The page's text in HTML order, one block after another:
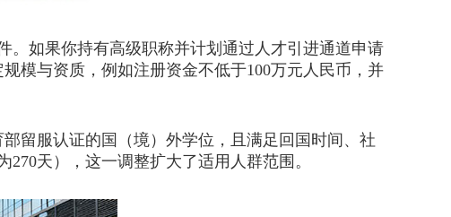
如果你持有高级职称并计划通过人才引进通道申请
模与资质，例如注册资金不低于100万元人民币，并
服认证的国（境）外学位，且满足回国时间、社
天），这一调整扩大了适用人群范围。